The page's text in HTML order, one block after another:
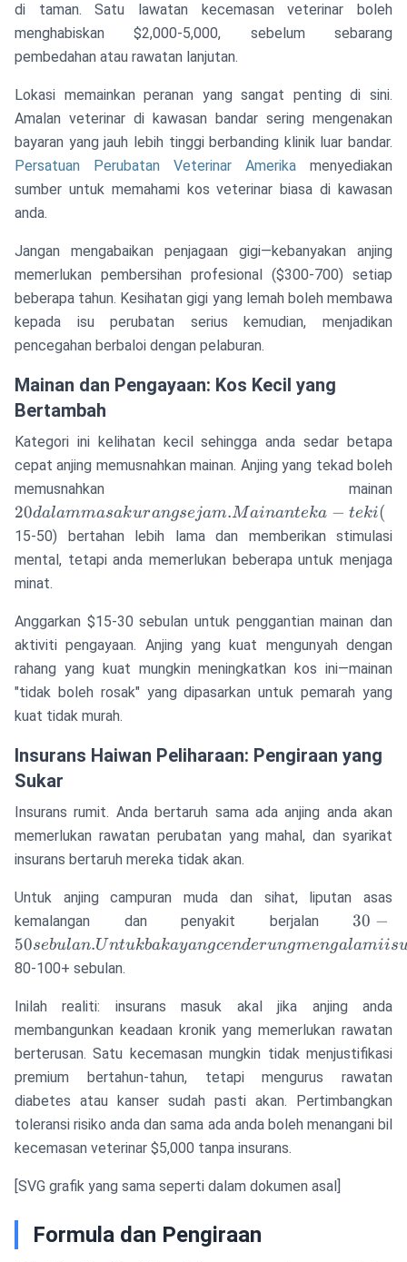
di taman. Satu lawatan kecemasan veterinar boleh
menghabiskan $2,000-5,000, sebelum sebarang
pembedahan atau rawatan lanjutan.
Lokasi memainkan peranan yang sangat penting di sini.
Amalan veterinar di kawasan bandar sering mengenakan
bayaran yang jauh lebih tinggi berbanding klinik luar bandar.
Persatuan Perubatan Veterinar Amerika menyediakan
sumber untuk memahami kos veterinar biasa di kawasan
anda.
Jangan mengabaikan penjagaan gigi—kebanyakan anjing
memerlukan pembersihan profesional ($300-700) setiap
beberapa tahun. Kesihatan gigi yang lemah boleh membawa
kepada isu perubatan serius kemudian, menjadikan
pencegahan berbaloi dengan pelaburan.
Mainan dan Pengayaan: Kos Kecil yang
Bertambah
Kategori ini kelihatan kecil sehingga anda sedar betapa
cepat anjing memusnahkan mainan. Anjing yang tekad boleh
memusnahkan mainan
20dalammasakurangsejam.Mainanteka − teki(
15-50) bertahan lebih lama dan memberikan stimulasi
mental, tetapi anda memerlukan beberapa untuk menjaga
minat.
Anggarkan $15-30 sebulan untuk penggantian mainan dan
aktiviti pengayaan. Anjing yang kuat mengunyah dengan
rahang yang kuat mungkin meningkatkan kos ini—mainan
"tidak boleh rosak" yang dipasarkan untuk pemarah yang
kuat tidak murah.
Insurans Haiwan Peliharaan: Pengiraan yang
Sukar
Insurans rumit. Anda bertaruh sama ada anjing anda akan
memerlukan rawatan perubatan yang mahal, dan syarikat
insurans bertaruh mereka tidak akan.
Untuk anjing campuran muda dan sihat, liputan asas
kemalangan dan penyakit berjalan30-50
isu
30 −
50sebulan.Untukbakayangcenderungmengalamiis
80-100+ sebulan.
Inilah realiti: insurans masuk akal jika anjing anda
membangunkan keadaan kronik yang memerlukan rawatan
berterusan. Satu kecemasan mungkin tidak menjustifikasi
premium bertahun-tahun, tetapi mengurus rawatan
diabetes atau kanser sudah pasti akan. Pertimbangkan
toleransi risiko anda dan sama ada anda boleh menangani bil
kecemasan veterinar $5,000 tanpa insurans.
[SVG grafik yang sama seperti dalam dokumen asal]
Formula dan Pengiraan